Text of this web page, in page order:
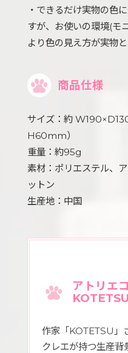
・できるだけ実物の色
すが、お使いの環境(モ
より色の見え方が実物
商品仕様
サイズ：約
H60mm）
重量：約95g
素材：ポリエステル、
ットン
生産地：中国
アトリエ
作家「KOTETSU」
クレエが持つ生産背